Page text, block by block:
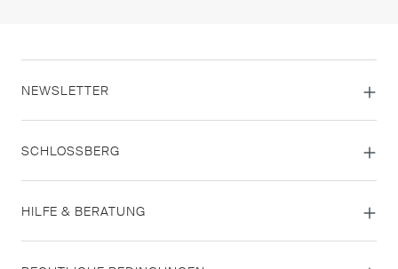
NEWSLETTER
SCHLOSSBERG
HILFE & BERATUNG